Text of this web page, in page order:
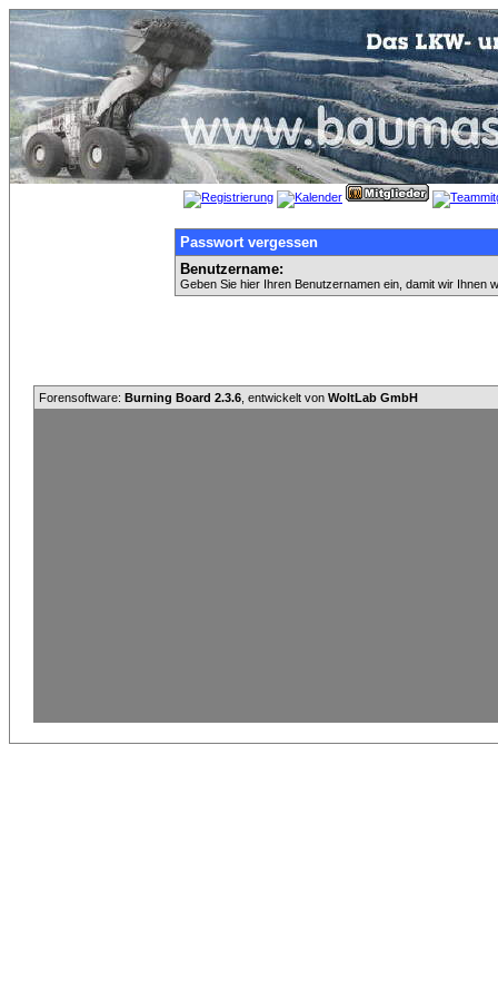
Passwort vergessen
Benutzername:
Geben Sie hier Ihren Benutzernamen ein, damit wir Ihnen
Forensoftware: Burning Board 2.3.6 , entwickelt von WoltLab GmbH